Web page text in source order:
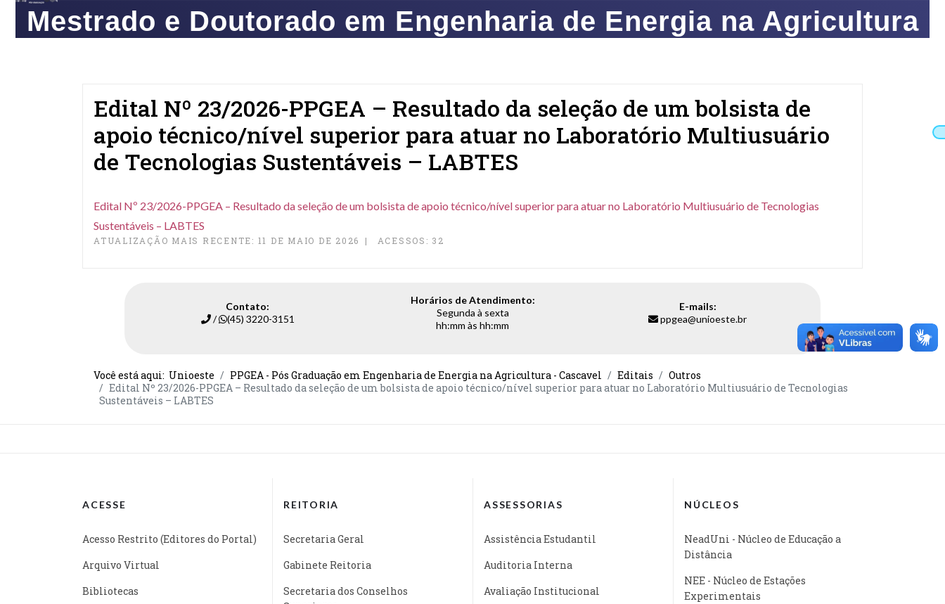
Mestrado e Doutorado em Engenharia de Energia na Agricultura
Edital Nº 23/2026-PPGEA – Resultado da seleção de um bolsista de
apoio técnico/nível superior para atuar no Laboratório Multiusuário
de Tecnologias Sustentáveis – LABTES
Edital Nº 23/2026-PPGEA – Resultado da seleção de um bolsista de apoio técnico/nível superior para atuar no Laboratório Multiusuário de Tecnologias
Sustentáveis – LABTES
ATUALIZAÇÃO MAIS RECENTE: 11 DE MAIO DE 2026 ACESSOS: 32
Contato:
/
(45) 3220-3151
Horários de Atendimento:
Segunda à sexta
hh:mm às hh:mm
E-mails:
ppgea@unioeste.br
Você está aqui: Unioeste PPGEA - Pós Graduação em Engenharia de Energia na Agricultura - Cascavel Editais
Outros
Edital Nº 23/2026-PPGEA – Resultado da seleção de um bolsista de apoio técnico/nível superior para atuar no Laboratório Multiusuário de Tecnologias
Sustentáveis – LABTES
ACESSE
Acesso Restrito (Editores do Portal)
Arquivo Virtual
Bibliotecas
REITORIA
Secretaria Geral
Gabinete Reitoria
Secretaria dos Conselhos
ASSESSORIAS
Assistência Estudantil
Auditoria Interna
Avaliação Institucional
NÚCLEOS
NeadUni - Núcleo de Educação a
Distância
NEE - Núcleo de Estações
Experimentais